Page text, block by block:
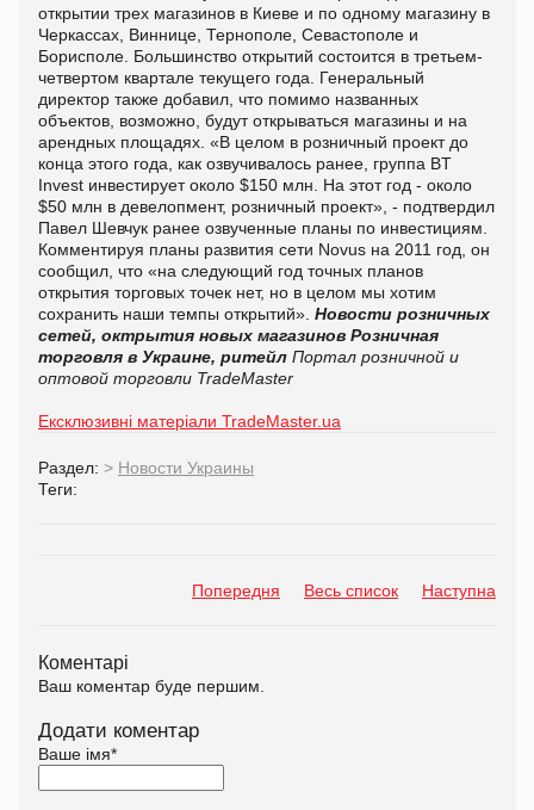
открытии трех магазинов в Киеве и по одному магазину в
Черкассах, Виннице, Тернополе, Севастополе и
Борисполе. Большинство открытий состоится в третьем-
четвертом квартале текущего года. Генеральный
директор также добавил, что помимо названных
объектов, возможно, будут открываться магазины и на
арендных площадях. «В целом в розничный проект до
конца этого года, как озвучивалось ранее, группа BT
Invest инвестирует около $150 млн. На этот год - около
$50 млн в девелопмент, розничный проект», - подтвердил
Павел Шевчук ранее озвученные планы по инвестициям.
Комментируя планы развития сети Novus на 2011 год, он
сообщил, что «на следующий год точных планов
открытия торговых точек нет, но в целом мы хотим
сохранить наши темпы открытий». Новости розничных
сетей, октрытия новых магазинов Розничная
торговля в Украине, ритейл Портал розничной и
оптовой торговли TradeMaster
Ексклюзивні матеріали TradeMaster.ua
Раздел: > Новости Украины
Теги:
Попередня Весь список Наступна
Коментарі
Ваш коментар буде першим.
Додати коментар
Ваше імя*